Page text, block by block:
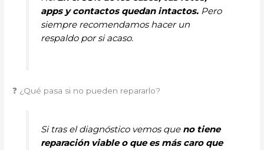
apps y contactos quedan intactos.Pero
siempre recomendamos hacer un
respaldo por si acaso.
❓ ¿Qué pasa si no pueden repararlo?
Si tras el diagnóstico vemos que no tiene
reparación viable o que es más caro que